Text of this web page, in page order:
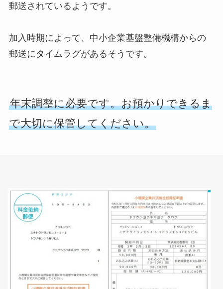
郵送されているようです。
加入時期によって、中小企業基盤整備機構からの
郵送にタイムラグがあるそうです。
年末調整に必要です。お預かりできるま
で大切に保管してください。